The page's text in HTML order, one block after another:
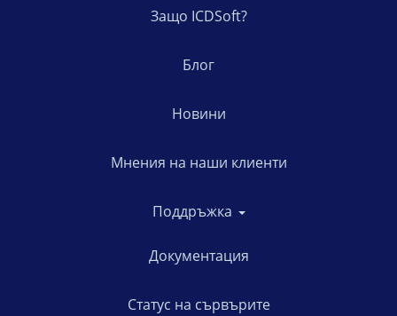
Защо ICDSoft?
Блог
Новини
Мнения на наши клиенти
Поддръжка
Документация
Статус на сървърите